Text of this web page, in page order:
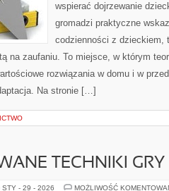
wspierać dojrzewanie
gromadzi praktyczne
codzienności z dzieckiem,
na zaufaniu. To miejsce, w którym
rozwiązania w domu i w
Na stronie […]
TECHNIKI GRY
STY - 29 - 2026 MOŻLIWOŚĆ